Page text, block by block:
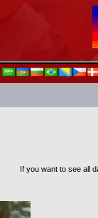
If you want to see all